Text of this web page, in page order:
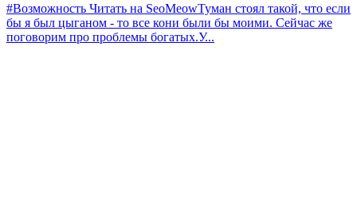
#Возможность Читать на SeoMeowТуман стоял такой, что если
бы я был цыганом - то все кони были бы моими. Сейчас же
поговорим про проблемы богатых.У...